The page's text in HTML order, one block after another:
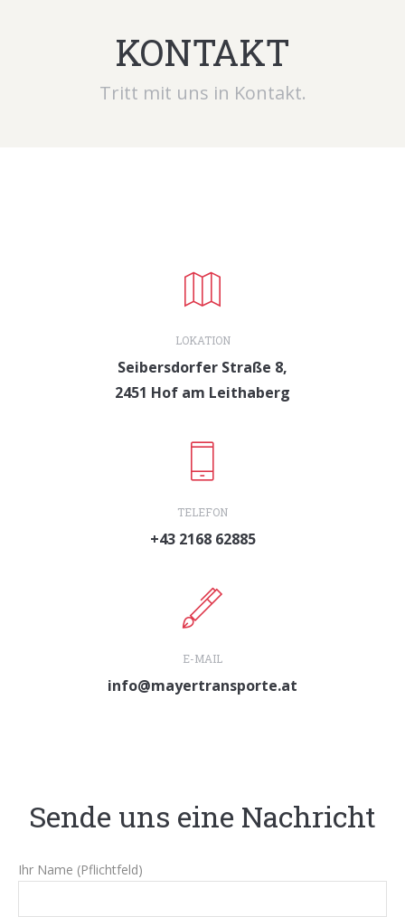
KONTAKT
Tritt mit uns in Kontakt.
LOKATION
Seibersdorfer Straße 8,
2451 Hof am Leithaberg
TELEFON
+43 2168 62885
E-MAIL
info@mayertransporte.at
Sende uns eine Nachricht
Ihr Name (Pflichtfeld)